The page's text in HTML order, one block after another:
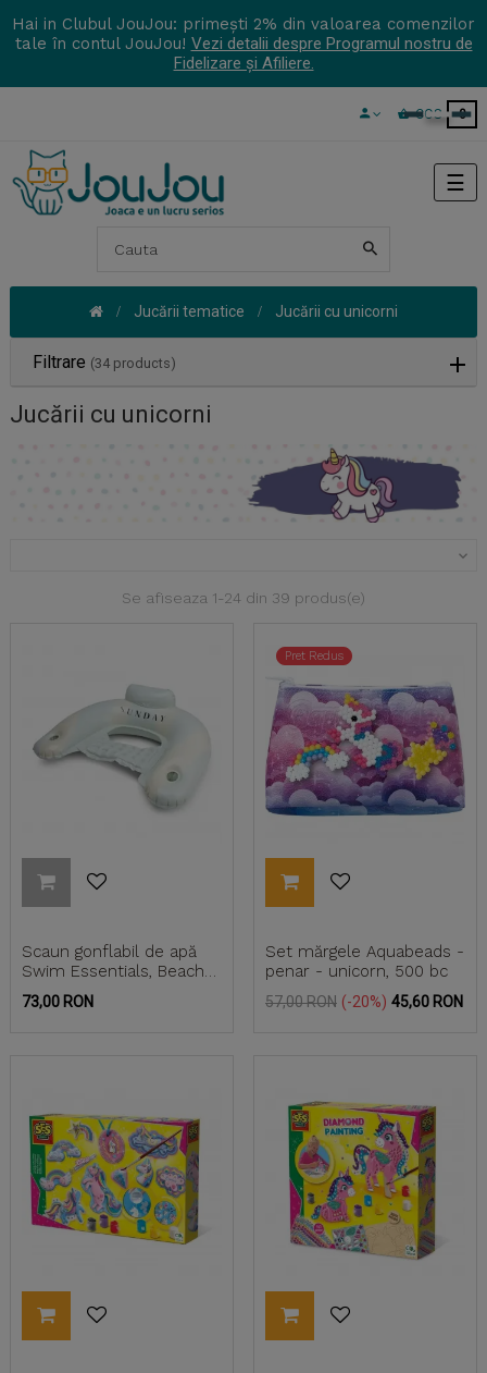
Hai in Clubul JouJou: primești 2% din valoarea comenzilor
tale în contul JouJou! Vezi detalii despre Programul nostru de
Fidelizare și Afiliere.
COS 0
☰
Jucării tematice Jucării cu unicorni
Filtrare (34 products)
Jucării cu unicorni

Se afiseaza 1-24 din 39 produs(e)
Scaun gonflabil de apă
Swim Essentials, Beach
Club
Pret
73,00 RON
Pret Redus
Set mărgele Aquabeads -
penar - unicorn, 500 bc
Pret
57,00 RON -20% Pret
45,60 RON